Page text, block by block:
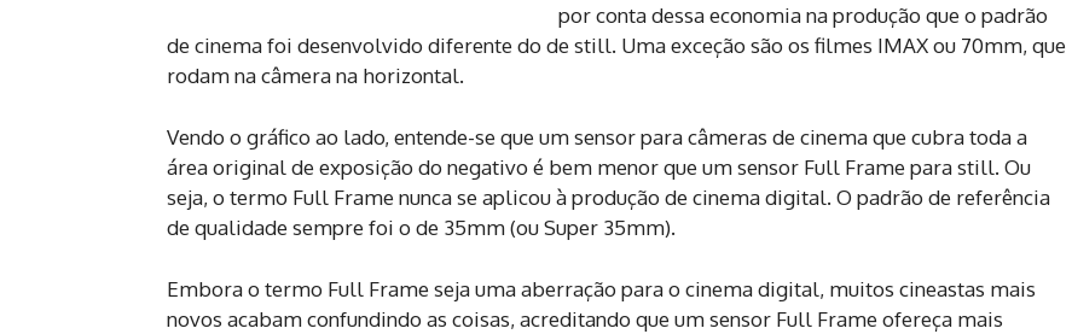
por conta dessa economia na produção que o padrão
de cinema foi desenvolvido diferente do de still. Uma exceção são os filmes IMAX ou 70mm, que
rodam na câmera na horizontal.
Vendo o gráfico ao lado, entende-se que um sensor para câmeras de cinema que cubra toda a
área original de exposição do negativo é bem menor que um sensor Full Frame para still. Ou
seja, o termo Full Frame nunca se aplicou à produção de cinema digital. O padrão de referência
de qualidade sempre foi o de 35mm (ou Super 35mm).
Embora o termo Full Frame seja uma aberração para o cinema digital, muitos cineastas mais
novos acabam confundindo as coisas, acreditando que um sensor Full Frame ofereça mais